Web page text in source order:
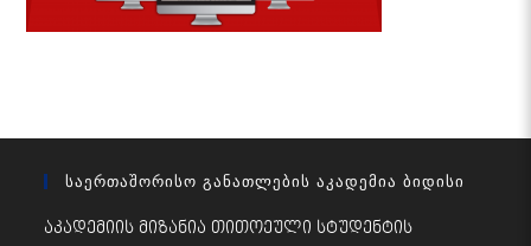
Საერთაშორისო Განათლების Აკადემია Ბიდისი
აკადემიის მიზანია თითოეული სტუდენტის